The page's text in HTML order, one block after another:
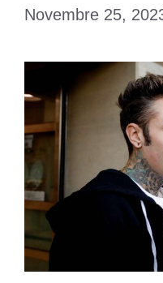
Novembre 25,